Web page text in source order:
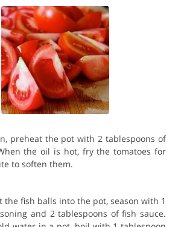
preheat the pot with 2 tablespoons of
the oil is hot, fry the tomatoes for
to soften them.
the fish balls into the pot, season with 1
and 2 tablespoons of fish sauce.